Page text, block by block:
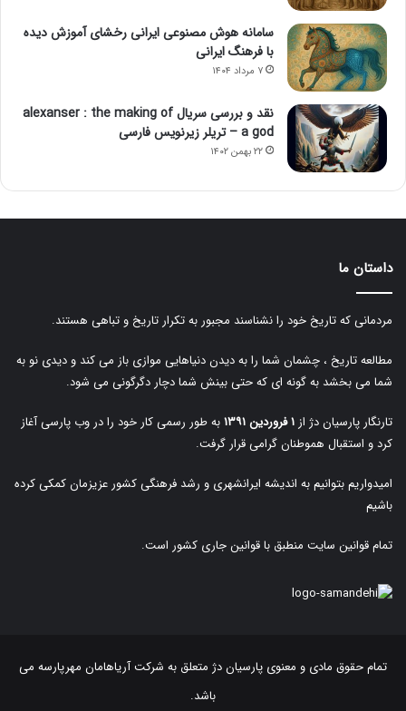
سامانه هوش مصنوعی ایرانی رخشای آموزش دیده
با فرهنگ ایرانی
۷ مرداد ۱۴۰۴
نقد و بررسی سریال alexanser : the making of
a god – تریلر زیرنویس فارسی
۲۲ بهمن ۱۴۰۲
داستان ما
مردمانی که تاریخ خود را نشناسند مجبور به تکرار تاریخ و تباهی هستند.
مطالعه تاریخ ، چشمان شما را به دیدن دنیاهایی موازی باز می کند و دیدی نو به
شما می بخشد به گونه ای که حتی بینش شما دچار دگرگونی می شود.
تارنگار پارسیان دژ از ۱ فروردین ۱۳۹۱
به طور رسمی کار خود را در وب پارسی آغاز
کرد و استقبال هموطنان گرامی قرار گرفت.
امیدواریم بتوانیم به اندیشه ایرانشهری و رشد فرهنگی کشور عزیزمان کمکی کرده
باشیم
تمام قوانین سایت منطبق با قوانین جاری کشور است.
تمام حقوق مادی و معنوی پارسیان دژ متعلق به شرکت آریاهامان مهرپارسه می
باشد.